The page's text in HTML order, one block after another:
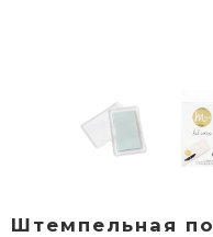
Штемпельная